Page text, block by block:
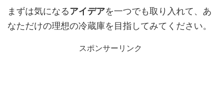
まずは気になるアイデアを一つでも取り入れて、あ
なただけの理想の冷蔵庫を目指してみてください。
スポンサーリンク